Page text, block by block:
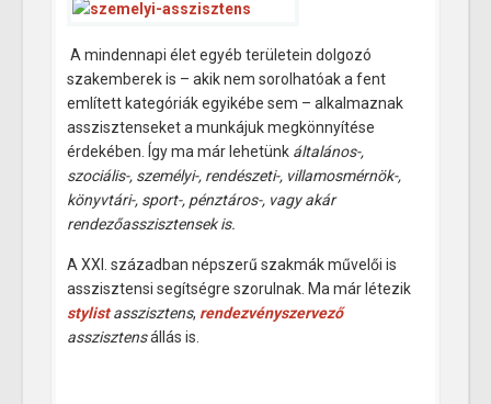
A mindennapi élet egyéb területein dolgozó
szakemberek is – akik nem sorolhatóak a fent
említett kategóriák egyikébe sem – alkalmaznak
asszisztenseket a munkájuk megkönnyítése
érdekében. Így ma már lehetünk általános-,
szociális-, személyi-, rendészeti-, villamosmérnök-,
könyvtári-, sport-, pénztáros-, vagy akár
rendezőasszisztensek is.
A XXI. században népszerű szakmák művelői is
asszisztensi segítségre szorulnak. Ma már létezik
stylistasszisztens, rendezvényszervező
asszisztensállás is.